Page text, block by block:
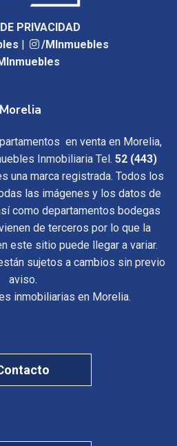
PRIVACIDAD
/MInmuebles
en venta en Morelia,
Inmobiliaria Tel. 52 (443)
una marca registrada. Todos los
las imágenes y los datos de
como departamentos bodegas
de terceros por lo que la
este sitio puede llegar a variar.
sujetos a cambios sin previo
aviso.
inmobiliarias en Morelia.